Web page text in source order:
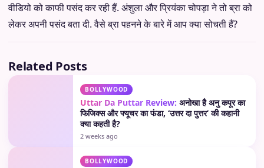
वीडियो को काफी पसंद कर रही हैं. अंशुला और प्रियंका चोपड़ा ने तो ब्रा को
लेकर अपनी पसंद बता दी. वैसे ब्रा पहनने के बारे में आप क्या सोचती हैं?
Related Posts
BOLLYWOOD
Uttar Da Puttar Review: अनोखा है अनु कपूर का
फिजिक्स और फ्यूचर का फंडा, ‘उत्तर दा पुत्तर’ की कहानी
क्या कहती है?
2 weeks ago
BOLLYWOOD